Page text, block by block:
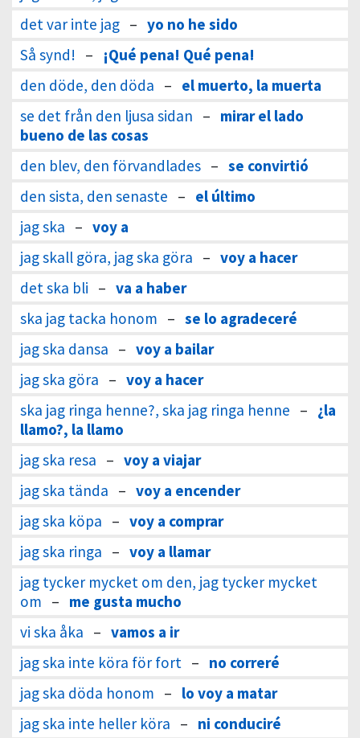
det var inte jag – yo no he sido
Så synd! –
¡Qué pena! Qué pena!
den döde, den döda – el muerto, la muerta
se det från den ljusa sidan – mirar el lado
bueno de las cosas
den blev, den förvandlades – se convirtió
den sista, den senaste – el último
jag ska – voy a
jag skall göra, jag ska göra – voy a hacer
det ska bli – va a haber
ska jag tacka honom – se lo agradeceré
jag ska dansa – voy a bailar
jag ska göra – voy a hacer
ska jag ringa henne?, ska jag ringa henne – ¿la
llamo?, la llamo
jag ska resa – voy a viajar
jag ska tända – voy a encender
jag ska köpa – voy a comprar
jag ska ringa – voy a llamar
jag tycker mycket om den, jag tycker mycket
om – me gusta mucho
vi ska åka – vamos a ir
jag ska inte köra för fort – no correré
jag ska döda honom – lo voy a matar
jag ska inte heller köra – ni conduciré